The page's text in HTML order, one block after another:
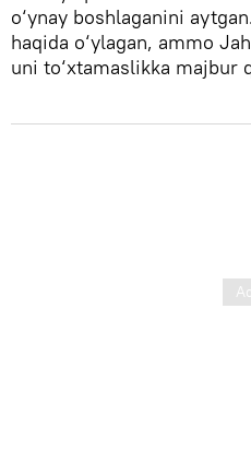
o‘ynay boshlaganini
haqida o‘ylagan, ammo
uni to‘xtamaslikka majbur